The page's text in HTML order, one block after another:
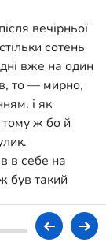
вечірньої
сотень
вже на один
то — мирно,
і як
тому ж бо й
в себе на
був такий
милував —
щось